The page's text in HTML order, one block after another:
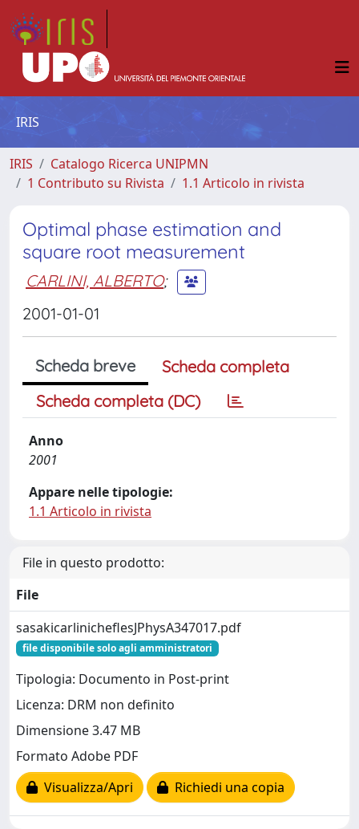
IRIS
IRIS
Catalogo Ricerca UNIPMN
1 Contributo su Rivista
1.1 Articolo in rivista
Optimal phase estimation and
square root measurement
CARLINI, ALBERTO;
2001-01-01
Scheda breve
Scheda completa
Scheda completa (DC)
Anno
2001
Appare nelle tipologie:
1.1 Articolo in rivista
File in questo prodotto:
File
sasakicarlinicheflesJPhysA347017.pdf
file disponibile solo agli amministratori
Tipologia: Documento in Post-print
Licenza: DRM non definito
Dimensione 3.47 MB
Formato Adobe PDF
Visualizza/Apri
Richiedi una copia